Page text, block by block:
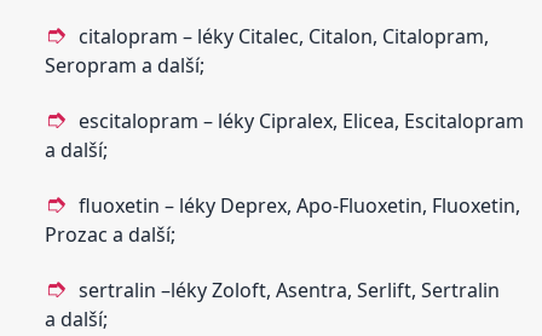
citalopram – léky Citalec, Citalon, Citalopram,
Seropram a další;
escitalopram – léky Cipralex, Elicea, Escitalopram
a další;
fluoxetin – léky Deprex, Apo-Fluoxetin, Fluoxetin,
Prozac a další;
sertralin –léky Zoloft, Asentra, Serlift, Sertralin
a další;